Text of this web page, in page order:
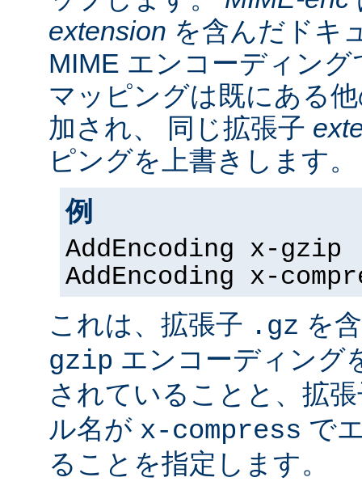
extension を含んだドキ
MIME エンコーディン
マッピングは既にある
加され、 同じ拡張子
ピングを上書きします。
例
AddEncoding x-gzip
AddEncoding x-
これは、拡張子 .gz を
gzip エンコーディング
されていることと、拡
ル名が x-compress で
ることを指定します。